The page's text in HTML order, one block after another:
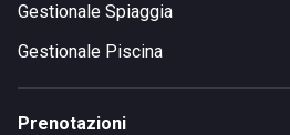
Gestionale Spiaggia
Gestionale Piscina
Prenotazioni